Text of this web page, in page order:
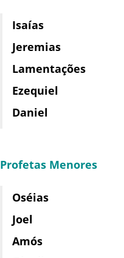
Isaías
Jeremias
Lamentações
Ezequiel
Daniel
Profetas Menores
Oséias
Joel
Amós